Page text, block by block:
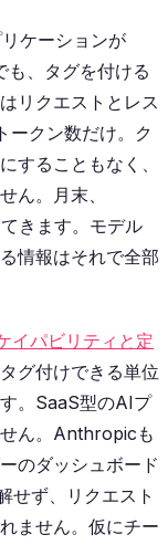
ケーションが
も、タグを付ける
リクエストとレス
ークン数だけ。ク
することもなく、
ん。月末、
きます。モデル
情報はそれで全部
イパビリティと定
グ付けできる単位
。SaaS型のAIプ
ん。Anthropicも
のダッシュボード
せず、リクエスト
ません。仮にチー